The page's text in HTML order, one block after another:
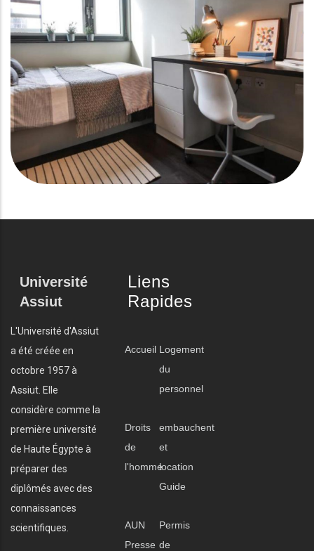
Université
Assiut
L'Université d'Assiut
a été créée en
octobre 1957 à
Assiut. Elle
considère comme la
première université
de Haute Égypte à
préparer des
diplômés avec des
connaissances
scientifiques.
Liens
Rapides
Accueil Logement
du
personnel
Droits
de
l'homme
embauchent
et
location
Guide
AUN
Presse
Permis
de